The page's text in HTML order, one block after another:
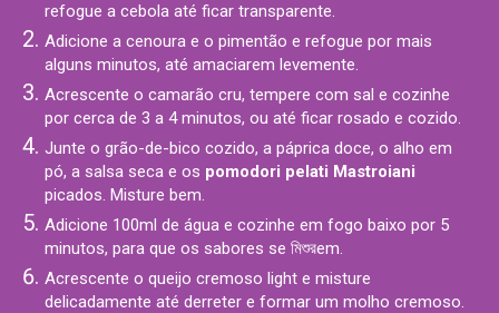
refogue a cebola até ficar transparente.
Adicione a cenoura e o pimentão e refogue por mais
alguns minutos, até amaciarem levemente.
Acrescente o camarão cru, tempere com sal e cozinhe
por cerca de 3 a 4 minutos, ou até ficar rosado e cozido.
Junte o grão-de-bico cozido, a páprica doce, o alho em
pó, a salsa seca e os pomodori pelati Mastroiani
picados. Misture bem.
Adicione 100ml de água e cozinhe em fogo baixo por 5
minutos, para que os sabores se মিশুরem.
Acrescente o queijo cremoso light e misture
delicadamente até derreter e formar um molho cremoso.